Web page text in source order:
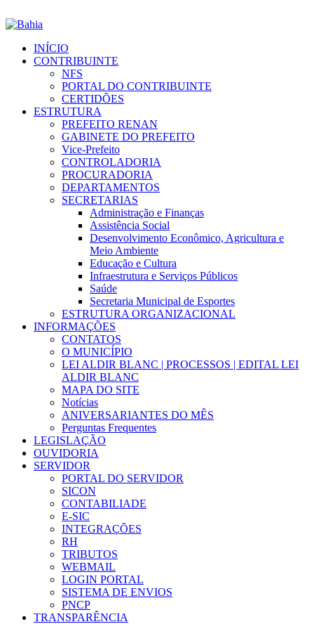
INÍCIO
CONTRIBUINTE
NFS
PORTAL DO CONTRIBUINTE
CERTIDÕES
ESTRUTURA
PREFEITO RENAN
GABINETE DO PREFEITO
Vice-Prefeito
CONTROLADORIA
PROCURADORIA
DEPARTAMENTOS
SECRETARIAS
Administração e Finanças
Assistência Social
Desenvolvimento Econômico, Agricultura e
Meio Ambiente
Educação e Cultura
Infraestrutura e Serviços Públicos
Saúde
Secretaria Municipal de Esportes
ESTRUTURA ORGANIZACIONAL
INFORMAÇÕES
CONTATOS
O MUNICÍPIO
LEI ALDIR BLANC | PROCESSOS | EDITAL LEI
ALDIR BLANC
MAPA DO SITE
Notícias
ANIVERSARIANTES DO MÊS
Perguntas Frequentes
LEGISLAÇÃO
OUVIDORIA
SERVIDOR
PORTAL DO SERVIDOR
SICON
CONTABILIADE
E-SIC
INTEGRAÇÕES
RH
TRIBUTOS
WEBMAIL
LOGIN PORTAL
SISTEMA DE ENVIOS
PNCP
TRANSPARÊNCIA